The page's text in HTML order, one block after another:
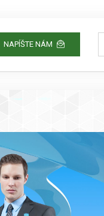
NAPÍŠTE NÁM